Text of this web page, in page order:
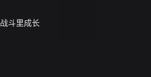
战斗里成长